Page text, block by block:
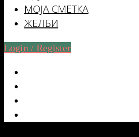
МОЈА СМЕТКА
ЖЕЛБИ
Login / Register